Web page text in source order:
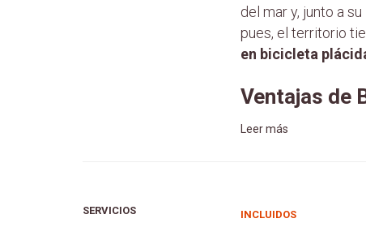
del mar y, junto a
pues, el territorio
en bicicleta
Ventajas de
Leer más
SERVICIOS INCLUIDOS